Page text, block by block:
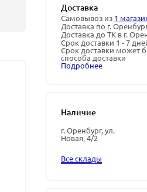
Доставка
Самовывоз из 1
Доставка по г.
Доставка до ТК в г.
Срок доставки 1 - 7
Срок доставки может
способа доставки
Подробнее
Наличие
г. Оренбург, ул.
Новая, 4/2
Все склады